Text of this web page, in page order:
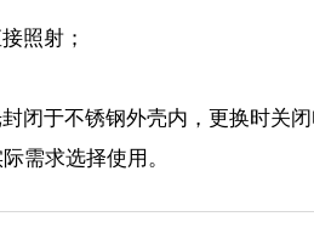
照射；
闭于不锈钢外壳内，更换时关
需求选择使用。